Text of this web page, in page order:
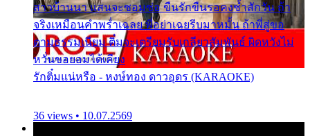
สาวบ้านนา แสนจะซอมซ่อ ขืนรักขืนรอคงช้ำสักวัน ถ้า
จริงเหมือนคำพร่ำเฉลย พี่อย่าเฉยรีบมาหมั้น ถ้าพี่สู่ขอ
ตามธรรมเนียม ติ๋มจะเตรียมรับเกลียวสัมพันธ์ ผิดหวังไม่
หวั่นขอยอมได้เคียง
รักติ๋มแน่หรือ - หงษ์ทอง ดาวอุดร (KARAOKE)
36 views • 10.07.2569